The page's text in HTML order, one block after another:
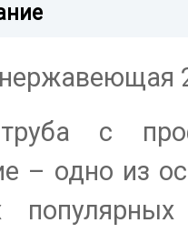
с
– одно из
популярных